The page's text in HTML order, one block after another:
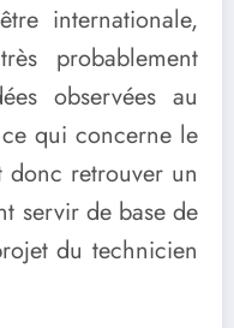
internationale,
probablement
observées au
qui concerne le
donc retrouver un
servir de base de
du technicien